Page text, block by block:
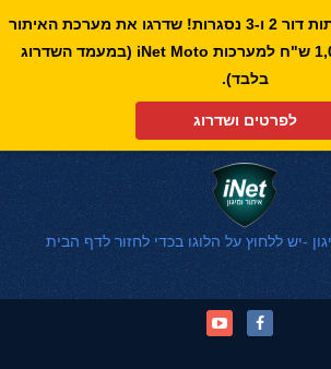
הודעה חשובה: רשתות דור 2 ו-3 נסגרות! שדרגו את מערכת האיתור
לדור 4 בזיכוי של 1,010 ש"ח למערכות iNet Moto (במעמד השדרוג
בלבד).
לפרטים ושדרוג
-יש ללחוץ על הלוגו בכדי לחזור לדף הבית